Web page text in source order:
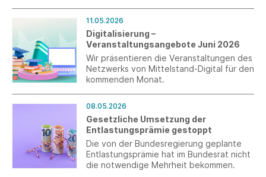
Stromverbrauchs. Die Entlastungsanträge
können erstmals Anfang 2027
rückwirkend für das Gesamtjahr 2026
gestellt werden.
11.05.2026
Digitalisierung –
Veranstaltungsangebote Juni 2026
Wir präsentieren die Veranstaltungen des
Netzwerks von Mittelstand-Digital für den
kommenden Monat.
08.05.2026
Gesetzliche Umsetzung der
Entlastungsprämie gestoppt
Die von der Bundesregierung geplante
Entlastungsprämie hat im Bundesrat nicht
die notwendige Mehrheit bekommen.